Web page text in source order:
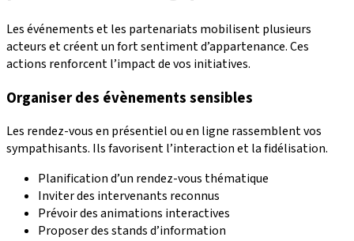
Les événements et les partenariats mobilisent plusieurs
acteurs et créent un fort sentiment d’appartenance. Ces
actions renforcent l’impact de vos initiatives.
Organiser des évènements sensibles
Les rendez-vous en présentiel ou en ligne rassemblent vos
sympathisants. Ils favorisent l’interaction et la fidélisation.
Planification d’un rendez-vous thématique
Inviter des intervenants reconnus
Prévoir des animations interactives
Proposer des stands d’information